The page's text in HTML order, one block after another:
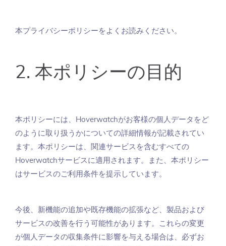
本プライバシーポリシーをよくお読みください。
2. 本ポリシーの目的
本ポリシーには、Hoverwatchがお客様の個人データをど
のように取り扱うかについての詳細情報が記載されてい
ます。本ポリシーは、関連サービスを含むすべての
Hoverwatchサービスに適用されます。また、本ポリシー
はサービスのご利用条件を提示しています。
今後、新機能の追加や既存機能の拡張など、製品および
サービスの改善を行う可能性があります。これらの変更
が個人データの収集条件に影響を与える場合は、必ずお